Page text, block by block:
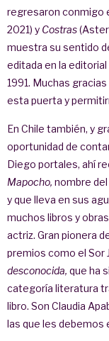
regresaron conmigo
2021) y Costras
muestra su sentido
editada en la
1991. Muchas
esta puerta y
En Chile también, y
oportunidad de
Diego portales, ahí
Mapocho, nombre
y que lleva en sus
muchos libros y
actriz. Gran pionera
premios como el Sor
desconocida, que ha
categoría literatura
libro. Son Claudia
las que les